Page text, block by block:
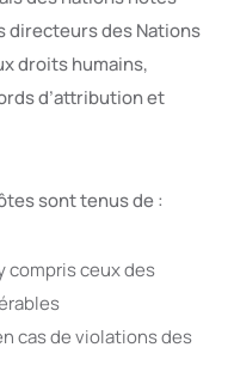
directeurs des Nations
droits humains,
d’attribution et
sont tenus de :
compris ceux des
cas de violations des